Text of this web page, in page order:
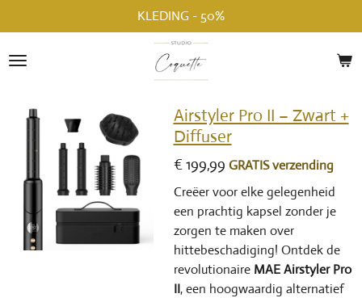
direct
naar
KLEDING - 50%
Airstyler Pro II – Zwart +
Diffuser
€ 199,99 GRATIS verzending
Creëer voor elke gelegenheid
een prachtig kapsel zonder je
zorgen te maken over
hittebeschadiging! Ontdek de
revolutionaire MAE Airstyler Pro
II, een hoogwaardig alternatief